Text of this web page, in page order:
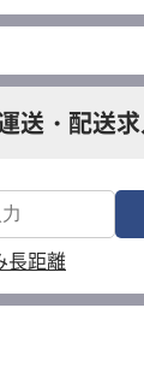
送・配送
長距離